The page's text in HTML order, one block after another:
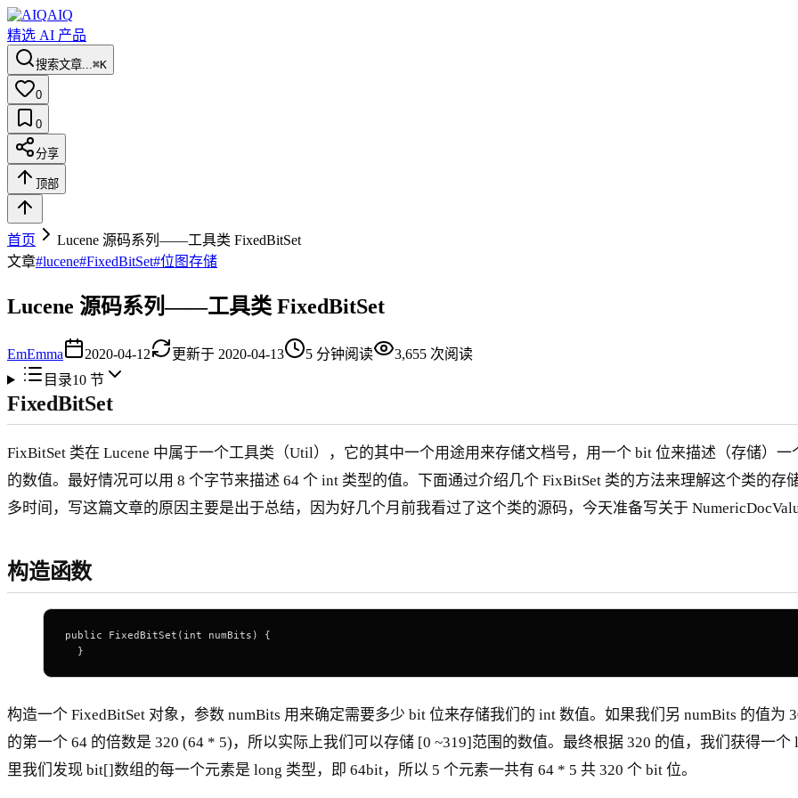
AIQ
精选 AI 产品
搜索文章...⌘K
0
0
分享
顶部
首页
Lucene 源码系列——工具类 FixedBitSet
文章#lucene#FixedBitSet#位图存储
Lucene 源码系列——工具类 FixedBitSet
EmEmma 2020-04-12 更新于 2020-04-13 5 分钟阅读 3,655 次阅读
目录10节
FixedBitSet
FixBitSet 类在 Lucene 中属于一个工具类（Util），它的其中一个用途用来存储文档号，用一个 bit 位来描述（存储）
的数值。最好情况可以用 8 个字节来描述 64 个 int 类型的值。下面通过介绍几个 FixBitSet 类的方法来理解这个类的
多时间，写这篇文章的原因主要是出于总结，因为好几个月前我看过了这个类的源码，今天准备写关于
构造函数
public FixedBitSet ( int numBits) {
  }
构造一个 FixedBitSet 对象，参数 numBits 用来确定需要多少 bit 位来存储我们的 int 数值。如果我们另 numBits 的值为
的第一个 64 的倍数是 320 (64 * 5)，所以实际上我们可以存储 [0 ~319]范围的数值。最终根据 320 的值，我们获得一
里我们发现 bit[]数组的每一个元素是 long 类型，即 64bit，所以 5 个元素一共有 64 * 5 共 320 个 bit 位。